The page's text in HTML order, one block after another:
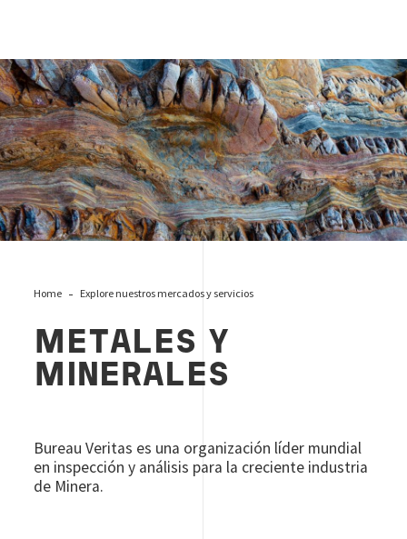
metales-y-minerales-banner
Home Explore nuestros mercados y servicios
METALES Y
MINERALES
Bureau Veritas es una organización líder mundial
en inspección y análisis para la creciente industria
de Minera.